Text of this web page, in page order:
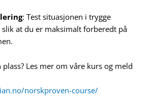
: Test situasjonen i trygge
at du er maksimalt forberedt på
Les mer om våre kurs og meld
norskproven-course/